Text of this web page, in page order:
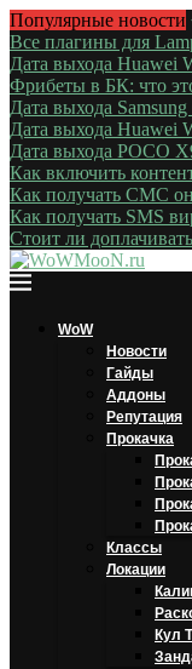
Популярные новости
Все плагины для
Дата выхода Huawei
Фрибеты в БК: что
Дата выхода
Дата выхода Huawei
Дата выхода POCO
Как включить
Как получать СМС
Как получать SMS
Стоит ли
WoW
Новости
Гайды
Аддоны
Репутация
Прокачка
Классы
Локации
Кул